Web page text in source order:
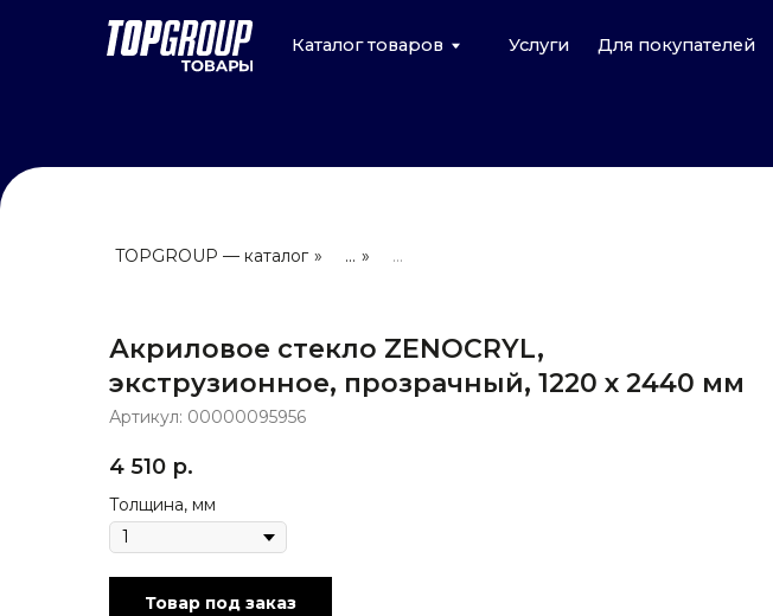
Каталог товаров Контакты
Услуги Для покупателей
TOPGROUP — каталог » ... » ...
Акриловое стекло ZENOCRYL,
экструзионное, прозрачный, 1220 х 2440 мм
Артикул: 00000095956
4 510 р.
Толщина, мм
Товар под заказ